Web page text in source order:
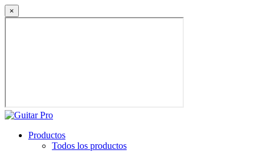
×
Productos
Todos los productos